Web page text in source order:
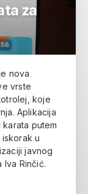
za
nova
vrste
koje
Aplikacija
putem
u
javnog
Rinčić.